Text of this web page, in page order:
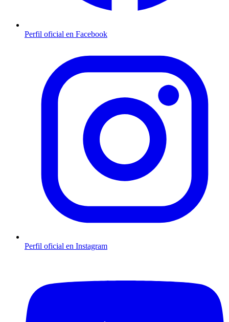
Perfil oficial en Facebook
Perfil oficial en Instagram